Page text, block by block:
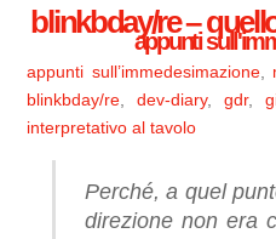
blinkbday/re –
appunti
appunti sull’immedesimazione,
blinkbday/re,dev-diary, gdr,
interpretativo al tavolo
Perché, a quel
direzione non era